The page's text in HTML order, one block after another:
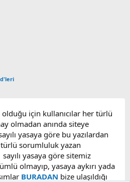
için kullanıcılar her türlü
olmadan anında siteye
yasaya göre bu yazılardan
sorumluluk yazan
yasaya göre sitemiz
olmayıp, yasaya aykırı yada
BURADAN bize ulaşıldığı